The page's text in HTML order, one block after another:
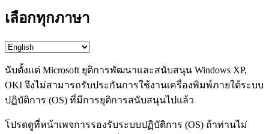
เลือกทุกภาษา
นับตั้งแต่ Microsoft ยุติการพัฒนาและสนับสนุน Windows XP,
OKI จึงไม่สามารถรับประกันการใช้งานเครื่องพิมพ์ภายใต้ระบบ
ปฏิบัติการ (OS) ที่มีการยุติการสนับสนุนไปแล้ว
โปรดดูที่หน้าเพจการรองรับระบบปฏิบัติการ (OS) ถ้าท่านไม่